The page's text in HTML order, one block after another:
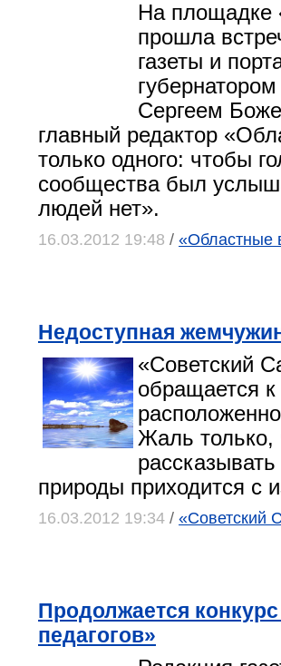
На площадке
прошла
газеты и
Сергеем
главный редактор
только одного: чтобы
сообщества был
людей нет».
16.03.2012 19:48 / «Областные
Недоступная
«Советский
обращается
Жаль только,
природы приходится с
16.03.2012 19:34 / «Советский
Продолжается
педагогов»